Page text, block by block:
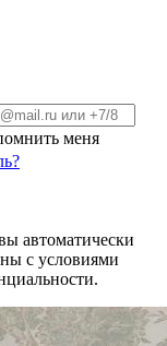
меня
автоматически
с условиями